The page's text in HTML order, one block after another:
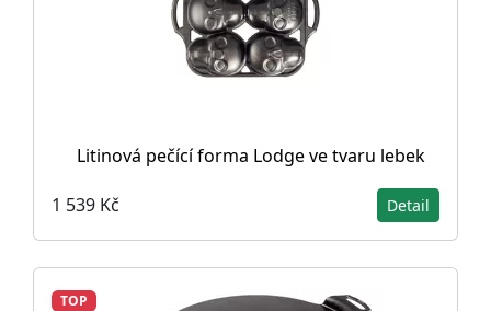
Litinová pečící forma Lodge ve tvaru lebek
1 539 Kč Detail
TOP